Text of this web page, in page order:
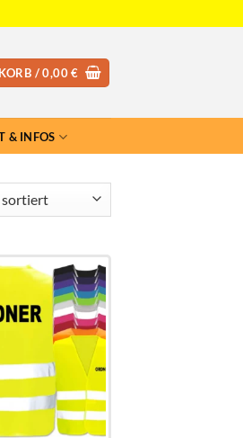
/0,00€
& INFOS
Add to
wishlist